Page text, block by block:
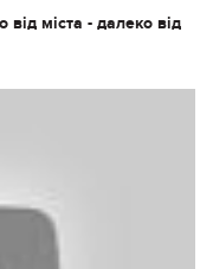
міста - далеко від